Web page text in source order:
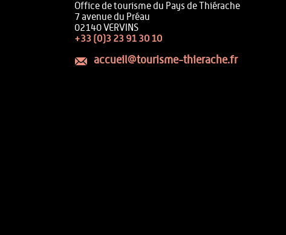
Office de tourisme du Pays de Thiérache
7 avenue du Préau
02140 VERVINS
+33 (0)3 23 91 30 10
accueil@tourisme-thierache.fr